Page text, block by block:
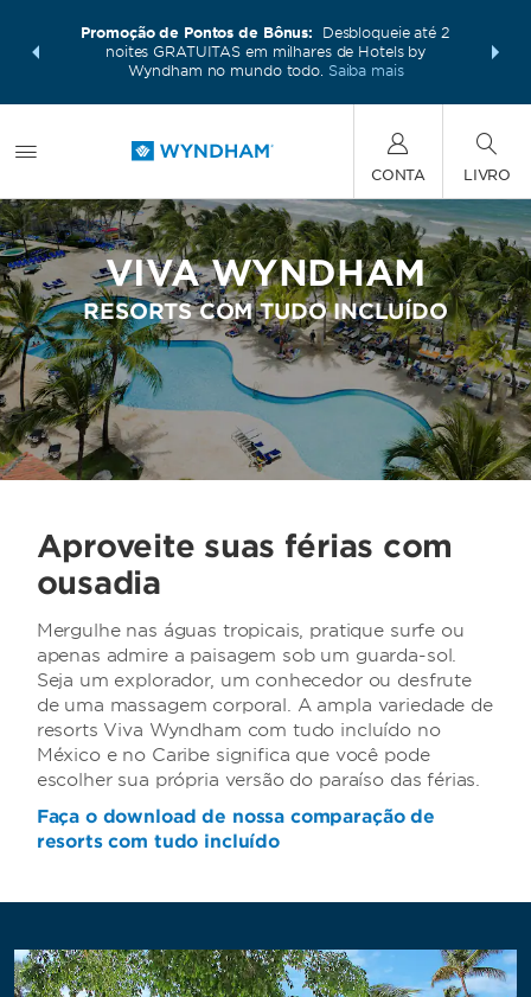
Ganhe
pacote
Promoção de Pontos de Bônus:
Desbloqueie até 2
noites GRATUITAS em milhares de Hotels by
Wyndham no mundo todo. Saiba mais
mais
também
CONTA LIVRO
VIVA WYNDHAM
RESORTS COM TUDO INCLUÍDO
Aproveite suas férias com
ousadia
Mergulhe nas águas tropicais, pratique surfe ou
apenas admire a paisagem sob um guarda-sol.
Seja um explorador, um conhecedor ou desfrute
de uma massagem corporal. A ampla variedade de
resorts Viva Wyndham com tudo incluído no
México e no Caribe significa que você pode
escolher sua própria versão do paraíso das férias.
Faça o download de nossa comparação de
resorts com tudo incluído